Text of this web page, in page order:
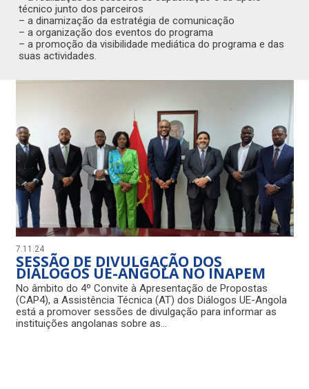
técnico junto dos parceiros
– a dinamização da estratégia de comunicação
– a organização dos eventos do programa
– a promoção da visibilidade mediática do programa e das
suas actividades.
7.11.24
SESSÃO DE DIVULGAÇÃO DOS
DIÁLOGOS UE-ANGOLA NO INAPEM
No âmbito do 4º Convite à Apresentação de Propostas
(CAP4), a Assistência Técnica (AT) dos Diálogos UE-Angola
está a promover sessões de divulgação para informar as
instituições angolanas sobre as…